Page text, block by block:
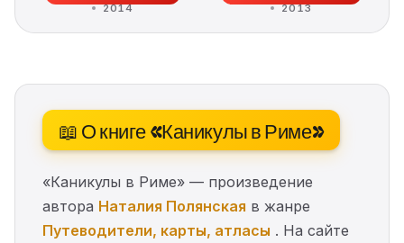
2014 2013
📖 О книге «Каникулы в Риме»
«Каникулы в Риме» — произведение
автора Наталия Полянская в жанре
Путеводители, карты, атласы . На сайте